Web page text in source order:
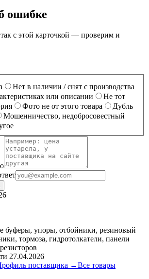
ошибке
с этой карточкой — проверим и
Нет в наличии / снят с производства
или описании
Не тот
Фото не от этого товара
Дубль
Мошенничество, недобросовестный
буферы, упоры, отбойники, резиновый
тормоза, гидротолкатели, панели
27.04.2026
поставщика →Все товары